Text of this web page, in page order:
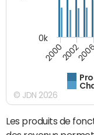
20002002
0k
© JDN 2026
Les produits de